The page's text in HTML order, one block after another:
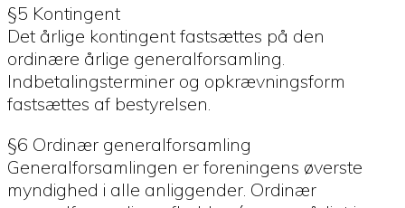
§5 Kontingent
Det årlige kontingent fastsættes på den
ordinære årlige generalforsamling.
Indbetalingsterminer og opkrævningsform
fastsættes af bestyrelsen.
§6 Ordinær generalforsamling
Generalforsamlingen er foreningens øverste
myndighed i alle anliggender. Ordinær